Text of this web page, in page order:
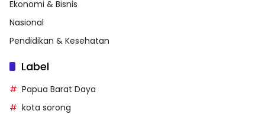
Ekonomi & Bisnis
Nasional
Pendidikan & Kesehatan
Label
Papua Barat Daya
kota sorong